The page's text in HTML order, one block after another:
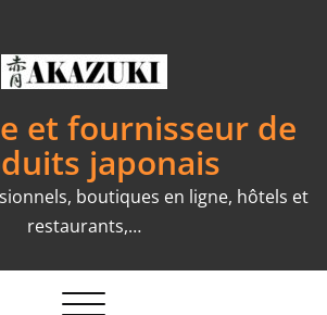
et fournisseur de
japonais
boutiques en ligne, hôtels et
restaurants,…
Toggle